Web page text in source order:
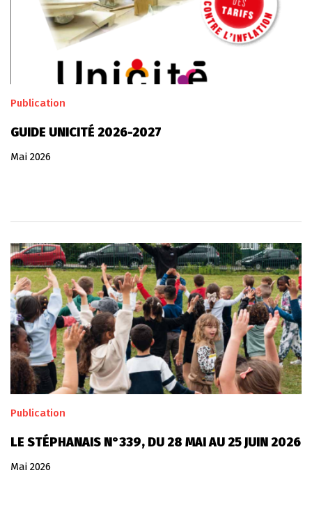
Publication
GUIDE UNICITÉ 2026-2027
Mai 2026
Publication
LE STÉPHANAIS N°339, DU 28 MAI AU 25 JUIN 2026
Mai 2026